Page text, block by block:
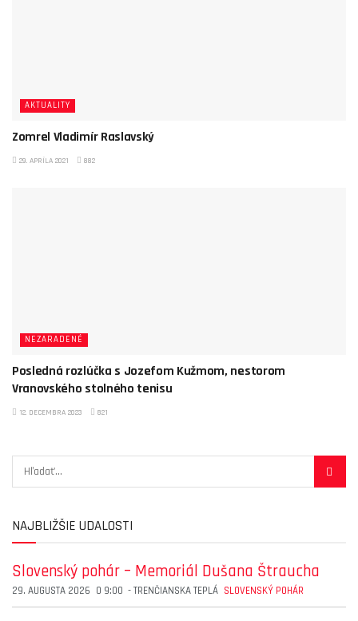
AKTUALITY
Zomrel Vladimír Raslavský
29. APRÍLA 2021 882
NEZARADENÉ
Posledná rozlúčka s Jozefom Kužmom, nestorom
Vranovského stolného tenisu
12. DECEMBRA 2023 821
NAJBLIŽŠIE UDALOSTI
Slovenský pohár – Memoriál Dušana Štraucha
29. AUGUSTA 2026 O 9:00 -TRENČIANSKA TEPLÁ SLOVENSKÝ POHÁR